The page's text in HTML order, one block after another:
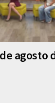
agosto